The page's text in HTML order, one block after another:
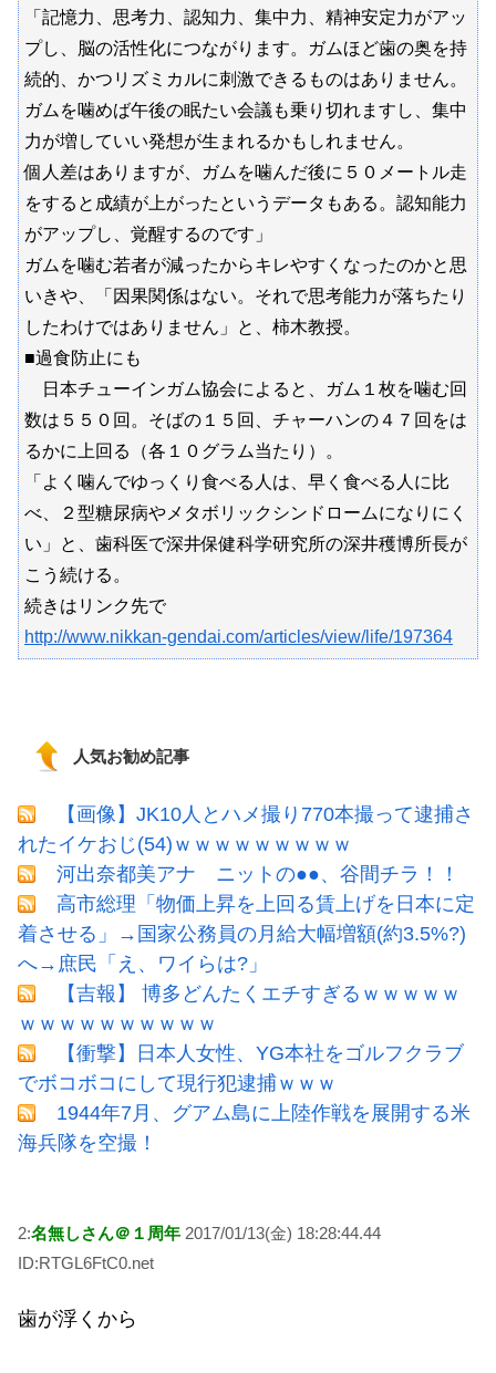
「記憶力、思考力、認知力、集中力、精神安定力がアッ
プし、脳の活性化につながります。ガムほど歯の奥を持
続的、かつリズミカルに刺激できるものはありません。
ガムを噛めば午後の眠たい会議も乗り切れますし、集中
力が増していい発想が生まれるかもしれません。
個人差はありますが、ガムを噛んだ後に５０メートル走
をすると成績が上がったというデータもある。認知能力
がアップし、覚醒するのです」
ガムを噛む若者が減ったからキレやすくなったのかと思
いきや、「因果関係はない。それで思考能力が落ちたり
したわけではありません」と、柿木教授。
■過食防止にも
日本チューインガム協会によると、ガム１枚を噛む回
数は５５０回。そばの１５回、チャーハンの４７回をは
るかに上回る（各１０グラム当たり）。
「よく噛んでゆっくり食べる人は、早く食べる人に比
べ、２型糖尿病やメタボリックシンドロームになりにく
い」と、歯科医で深井保健科学研究所の深井穫博所長が
こう続ける。
続きはリンク先で
http://www.nikkan-gendai.com/articles/view/life/197364
人気お勧め記事
【画像】JK10人とハメ撮り770本撮って逮捕さ
れたイケおじ(54)ｗｗｗｗｗｗｗｗｗ
河出奈都美アナ ニットの●●、谷間チラ！！
高市総理「物価上昇を上回る賃上げを日本に定
着させる」→国家公務員の月給大幅増額(約3.5%?)
へ→庶民「え、ワイらは?」
【吉報】 博多どんたくエチすぎるｗｗｗｗｗ
ｗｗｗｗｗｗｗｗｗｗ
【衝撃】日本人女性、YG本社をゴルフクラブ
でボコボコにして現行犯逮捕ｗｗｗ
1944年7月、グアム島に上陸作戦を展開する米
海兵隊を空撮！
2:名無しさん＠１周年 2017/01/13(金) 18:28:44.44
ID:RTGL6FtC0.net
歯が浮くから